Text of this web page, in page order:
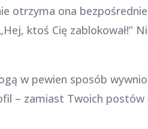
otrzyma ona
ktoś Cię zablokował!”
w pewien sposób
– zamiast Twoich